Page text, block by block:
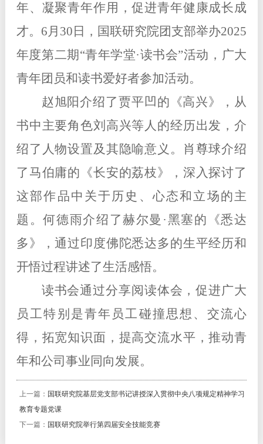
年、凝聚青年作用 ，促进青年健康成长成
才。6月30日，国联研究院团支部举办2025
年度第二期“青年学堂·读书会”活动，广大
青年团员和读书爱好者参加活动。
赵旭阳介绍了贾平凹的《高兴》，从
书中主要角色刘高兴等人的经历出发，介
绍了人物设置及其隐喻意义。肖尊球介绍
了马伯庸的《长安的荔枝》，深入探讨了
这部作品中关于历史、心态和立场的主
题。何德雨介绍了赫尔曼·黑塞的《悉达
多》，通过印度佛陀悉达多的生平经历和
开悟过程讲述了生活感悟。
读书会通过分享阅读体会，促进广大
员工特别是青年员工碰撞思想、交流心
得，拓宽知识面，提高交流水平，推动青
年和公司事业同向发展。
上一篇： 国联研究院基层党支部书记讲授深入贯彻中央八项规定精神学习
教育专题党课
下一篇： 国联研究院举行第四届安全技能竞赛